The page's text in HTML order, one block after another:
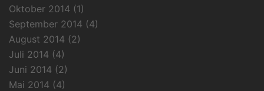
Oktober 2014 (1)
September 2014 (4)
August 2014 (2)
Juli 2014 (4)
Juni 2014 (2)
Mai 2014 (4)